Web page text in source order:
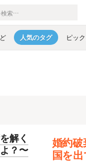
人気のタグ ピッ
婚約
国を
解く
？〜